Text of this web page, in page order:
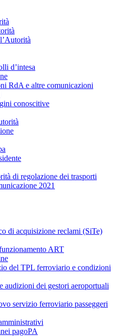
d’intesa
RdA e altre comunicazioni
conoscitive
di regolazione dei trasporti
2021
di acquisizione reclami (SiTe)
ART
del TPL ferroviario e condizioni
audizioni dei gestori aeroportuali
servizio ferroviario passeggeri
pagoPA